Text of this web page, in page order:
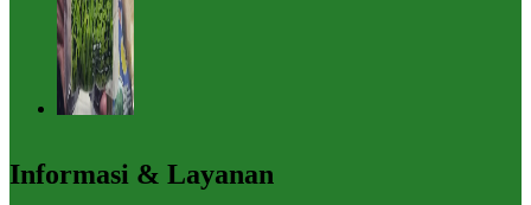
Informasi & Layanan